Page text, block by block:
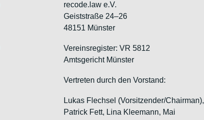
recode.law e.V.
Geiststraße 24–26
48151 Münster
Vereinsregister: VR 5812
Amtsgericht Münster
Vertreten durch den Vorstand:
Lukas Flechsel (Vorsitzender/Chairman),
Patrick Fett, Lina Kleemann, Mai